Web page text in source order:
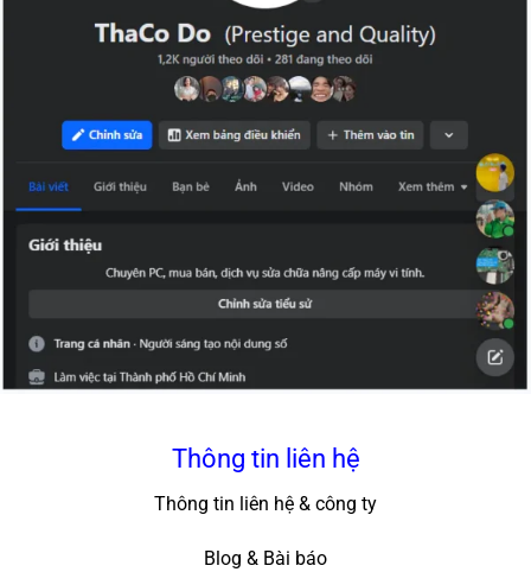
Thông tin liên hệ
Thông tin liên hệ & công ty
Blog & Bài báo